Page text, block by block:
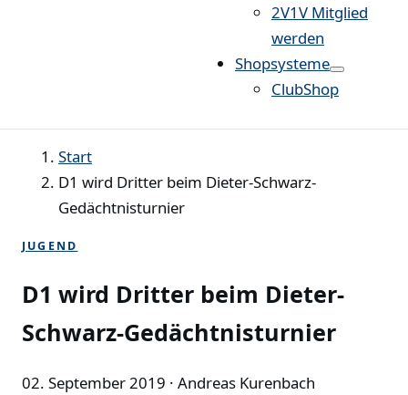
2V1V Mitglied
werden
Shopsysteme
ClubShop
Start
D1 wird Dritter beim Dieter-Schwarz-
Gedächtnisturnier
JUGEND
D1 wird Dritter beim Dieter-
Schwarz-Gedächtnisturnier
02. September 2019 · Andreas Kurenbach